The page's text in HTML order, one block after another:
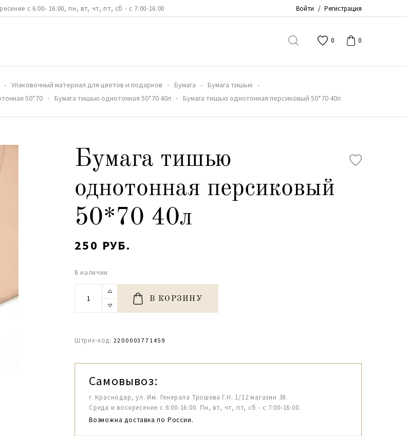
с 6:00- 16:00, пн, вт, чт, пт, сб - с 7:00-16:00 Войти / Регистрация
0 0
Упаковочный материал для цветов и подарков Бумага
Бумага тишью
50*70
Бумага тишью однотонная 50*70 40л Бумага тишью однотонная персиковый 50*70 40л
Бумага тишью
однотонная персиковый
50*70 40л
250 РУБ.
В наличии
В КОРЗИНУ
Штрих-код: 2200003771459
Самовывоз:
г. Краснодар, ул. Им. Генерала Трошева Г.Н. 1/12 магазин 38.
Среда и воскресение с 6:00-16:00. Пн, вт, чт, пт, сб - с 7:00-16:00.
Возможна доставка по России.